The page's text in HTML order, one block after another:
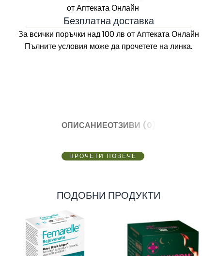
Безплатна доставка
За всички поръчки над 100 лв от Aптеката Онлайн
Пълните условия може да прочетете на линка.
ОПИСАНИЕОТЗИВИ (0)
ПРОЧЕТИ ПОВЕЧЕ
ПОДОБНИ ПРОДУКТИ